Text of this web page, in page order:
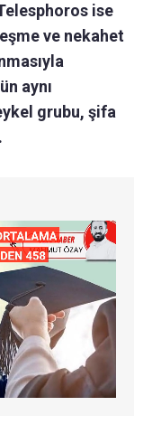
ise
ve nekahet
aynı
grubu, şifa